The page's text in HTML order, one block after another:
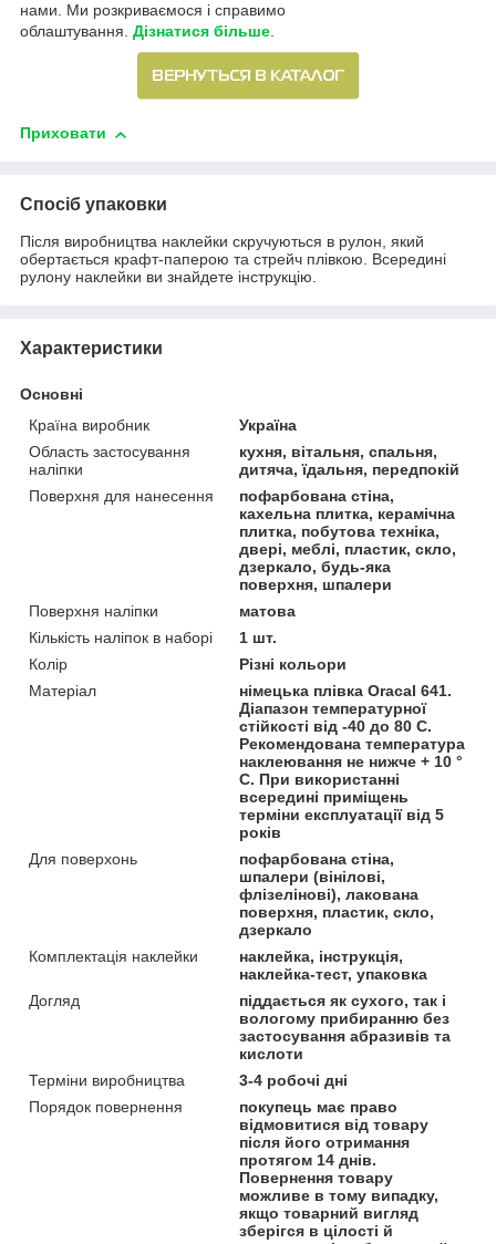
нами. Ми розкриваємося і справимо
облаштування. Дізнатися більше.
Приховати
Спосіб упаковки
Після виробництва наклейки скручуються в рулон, який
обертається крафт-паперою та стрейч плівкою. Всередині
рулону наклейки ви знайдете інструкцію.
Характеристики
Основні
Країна виробник
Україна
Область застосування
наліпки
кухня, вітальня, спальня,
дитяча, їдальня, передпокій
Поверхня для нанесення
пофарбована стіна,
кахельна плитка, керамічна
плитка, побутова техніка,
двері, меблі, пластик, скло,
дзеркало, будь-яка
поверхня, шпалери
Поверхня наліпки
матова
Кількість наліпок в наборі
1 шт.
Колір
Різні кольори
Матеріал
німецька плівка Oracal 641.
Діапазон температурної
стійкості від -40 до 80 С.
Рекомендована температура
наклеювання не нижче + 10 °
С. При використанні
всередині приміщень
терміни експлуатації від 5
років
Для поверхонь
пофарбована стіна,
шпалери (вінілові,
флізелінові), лакована
поверхня, пластик, скло,
дзеркало
Комплектація наклейки
наклейка, інструкція,
наклейка-тест, упаковка
Догляд
піддається як сухого, так і
вологому прибиранню без
застосування абразивів та
кислоти
Терміни виробництва
3-4 робочі дні
Порядок повернення
покупець має право
відмовитися від товару
після його отримання
протягом 14 днів.
Повернення товару
можливе в тому випадку,
якщо товарний вигляд
зберігся в цілості й